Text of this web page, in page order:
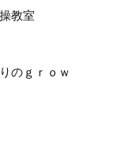
教室
のｇｒｏｗ